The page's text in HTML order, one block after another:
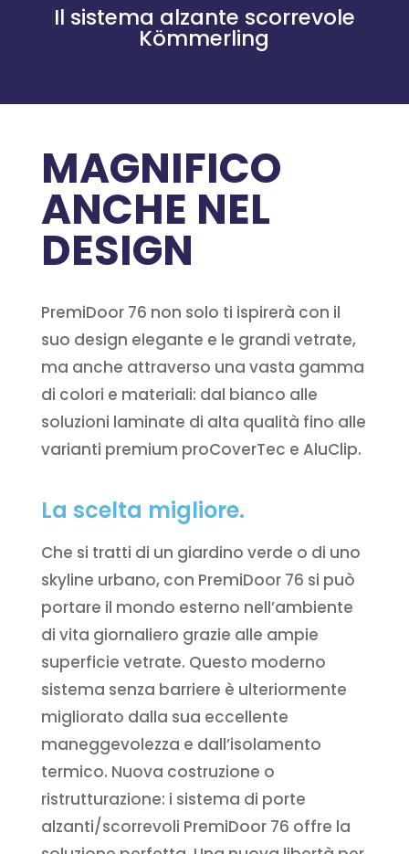
Il sistema alzante scorrevole
Kömmerling
MAGNIFICO
ANCHE NEL
DESIGN
PremiDoor 76 non solo ti ispirerà con il
suo design elegante e le grandi vetrate,
ma anche attraverso una vasta gamma
di colori e materiali: dal bianco alle
soluzioni laminate di alta qualità fino alle
varianti premium proCoverTec e AluClip.
La scelta migliore.
Che si tratti di un giardino verde o di uno
skyline urbano, con PremiDoor 76 si può
portare il mondo esterno nell’ambiente
di vita giornaliero grazie alle ampie
superficie vetrate. Questo moderno
sistema senza barriere è ulteriormente
migliorato dalla sua eccellente
maneggevolezza e dall’isolamento
termico. Nuova costruzione o
ristrutturazione: i sistema di porte
alzanti/scorrevoli PremiDoor 76 offre la